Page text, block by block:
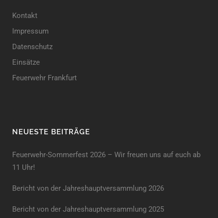
Kontakt
Impressum
Datenschutz
Einsätze
Feuerwehr Frankfurt
NEUESTE BEITRÄGE
Feuerwehr-Sommerfest 2026 – Wir freuen uns auf euch ab
11 Uhr!
Bericht von der Jahreshauptversammlung 2026
Bericht von der Jahreshaupt­versammlung 2025